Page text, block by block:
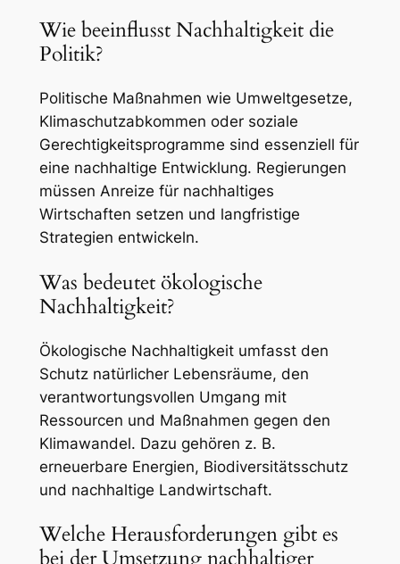
Wie beeinflusst Nachhaltigkeit die
Politik?
Politische Maßnahmen wie Umweltgesetze,
Klimaschutzabkommen oder soziale
Gerechtigkeitsprogramme sind essenziell für
eine nachhaltige Entwicklung. Regierungen
müssen Anreize für nachhaltiges
Wirtschaften setzen und langfristige
Strategien entwickeln.
Was bedeutet ökologische
Nachhaltigkeit?
Ökologische Nachhaltigkeit umfasst den
Schutz natürlicher Lebensräume, den
verantwortungsvollen Umgang mit
Ressourcen und Maßnahmen gegen den
Klimawandel. Dazu gehören z. B.
erneuerbare Energien, Biodiversitätsschutz
und nachhaltige Landwirtschaft.
Welche Herausforderungen gibt es
bei der Umsetzung nachhaltiger